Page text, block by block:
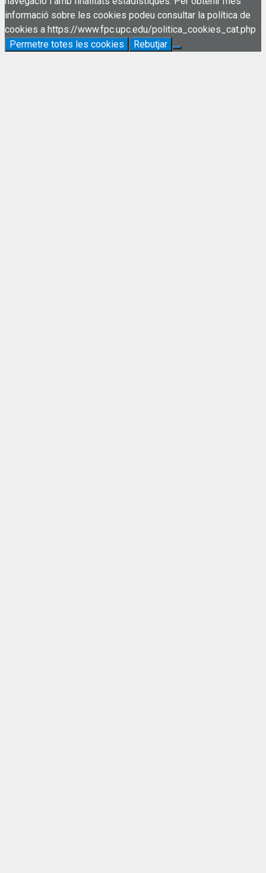
informació sobre les cookies podeu consultar la política de
cookies a https://www.fpc.upc.edu/politica_cookies_cat.php
Permetre totes les cookies
Rebutjar